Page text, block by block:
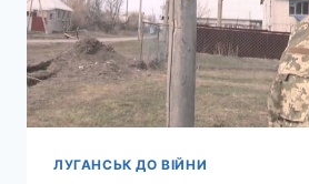
ЛУГАНСЬК ДО ВІЙНИ